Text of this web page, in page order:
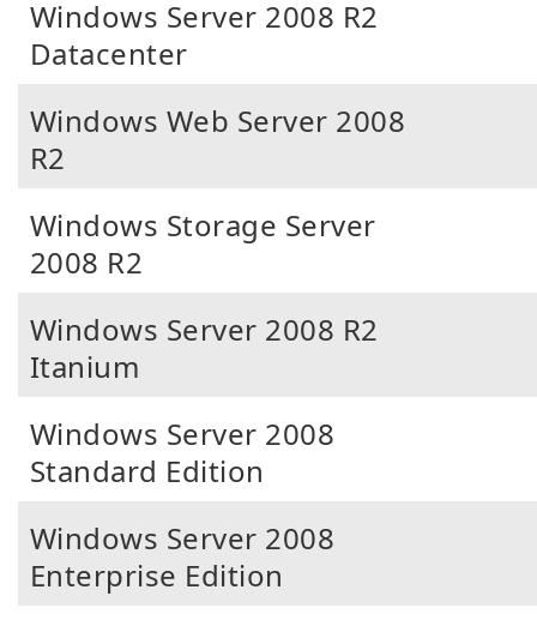
Windows Server 2008 R2
Datacenter
Windows Web Server 2008
R2
Windows Storage Server
2008 R2
Windows Server 2008 R2
Itanium
Windows Server 2008
Standard Edition
Windows Server 2008
Enterprise Edition